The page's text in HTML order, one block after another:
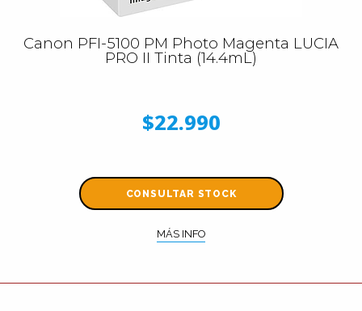
Canon PFI-5100 PM Photo Magenta LUCIA
PRO II Tinta (14.4mL)
$22.990
CONSULTAR STOCK
MÁS INFO